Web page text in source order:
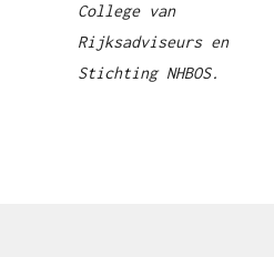
College van
Rijksadviseurs en
Stichting NHBOS.